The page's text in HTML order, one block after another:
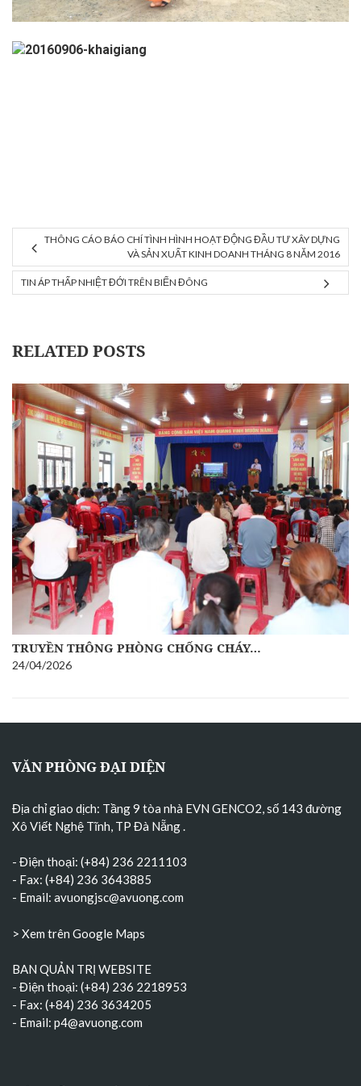
THÔNG CÁO BÁO CHÍ TÌNH HÌNH HOẠT ĐỘNG ĐẦU TƯ XÂY DỰNG
VÀ SẢN XUẤT KINH DOANH THÁNG 8 NĂM 2016
TIN ÁP THẤP NHIỆT ĐỚI TRÊN BIỂN ĐÔNG
RELATED POSTS
TRUYỀN THÔNG PHÒNG CHỐNG CHÁY…
24/04/2026
VĂN PHÒNG ĐẠI DIỆN
Địa chỉ giao dịch: Tầng 9 tòa nhà EVN GENCO2, số 143 đường
Xô Viết Nghệ Tĩnh, TP Đà Nẵng.
- Điện thoại: (+84) 236 2211103
- Fax: (+84) 236 3643885
- Email: avuongjsc@avuong.com
> Xem trên Google Maps
BAN QUẢN TRỊ WEBSITE
- Điện thoại: (+84) 236 2218953
- Fax: (+84) 236 3634205
- Email: p4@avuong.com